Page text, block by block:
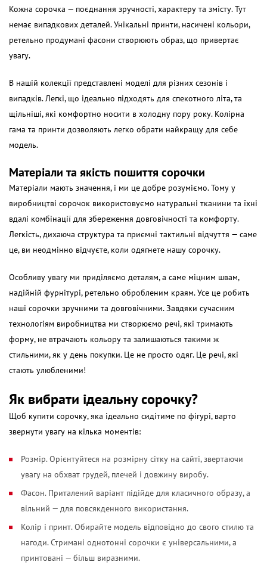
Кожна сорочка — поєднання зручності, характеру та змісту. Тут
немає випадкових деталей. Унікальні принти, насичені кольори,
ретельно продумані фасони створюють образ, що привертає
увагу.
В нашій колекції представлені моделі для різних сезонів і
випадків. Легкі, що ідеально підходять для спекотного літа, та
щільніші, які комфортно носити в холодну пору року. Колірна
гама та принти дозволяють легко обрати найкращу для себе
модель.
Матеріали та якість пошиття сорочки
Матеріали мають значення, і ми це добре розуміємо. Тому у
виробництві сорочок використовуємо натуральні тканини та їхні
вдалі комбінації для збереження довговічності та комфорту.
Легкість, дихаюча структура та приємні тактильні відчуття — саме
це, ви неодмінно відчуєте, коли одягнете нашу сорочку.
Особливу увагу ми приділяємо деталям, а саме міцним швам,
надійній фурнітурі, ретельно обробленим краям. Усе це робить
наші сорочки зручними та довговічними. Завдяки сучасним
технологіям виробництва ми створюємо речі, які тримають
форму, не втрачають кольору та залишаються такими ж
стильними, як у день покупки. Це не просто одяг. Це речі, які
стають улюбленими!
Як вибрати ідеальну сорочку?
Щоб купити сорочку, яка ідеально сидітиме по фігурі, варто
звернути увагу на кілька моментів:
Розмір. Орієнтуйтеся на розмірну сітку на сайті, звертаючи
увагу на обхват грудей, плечей і довжину виробу.
Фасон. Приталений варіант підійде для класичного образу, а
вільний — для повсякденного використання.
Колір і принт. Обирайте модель відповідно до свого стилю та
нагоди. Стримані однотонні сорочки є універсальними, а
принтовані — більш виразними.